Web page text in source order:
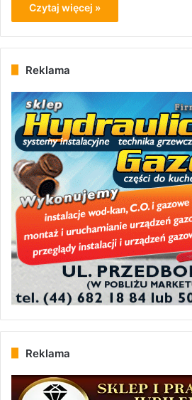
Czytaj więcej »
Reklama
Reklama